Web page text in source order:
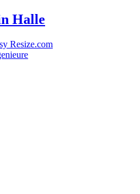
Halle